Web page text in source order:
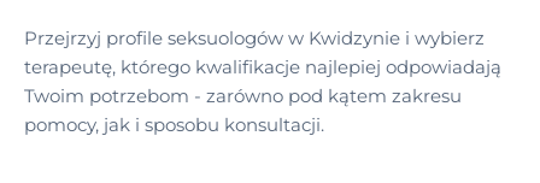
Przejrzyj profile seksuologów w Kwidzynie i wybierz
terapeutę, którego kwalifikacje najlepiej odpowiadają
Twoim potrzebom - zarówno pod kątem zakresu
pomocy, jak i sposobu konsultacji.